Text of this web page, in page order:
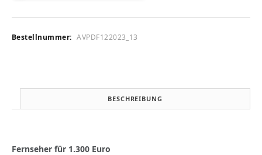
(audiovision
2023)
Bestellnummer: AVPDF122023_13
BESCHREIBUNG
Fernseher für 1.300 Euro